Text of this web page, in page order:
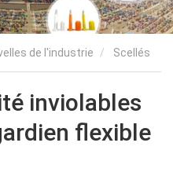
de l'industrie
inviolables
flexible